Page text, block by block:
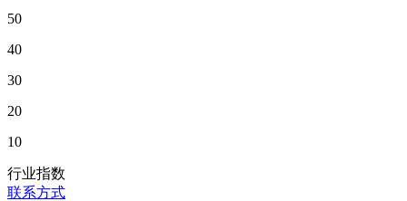
50
40
30
20
10
行业指数
联系方式